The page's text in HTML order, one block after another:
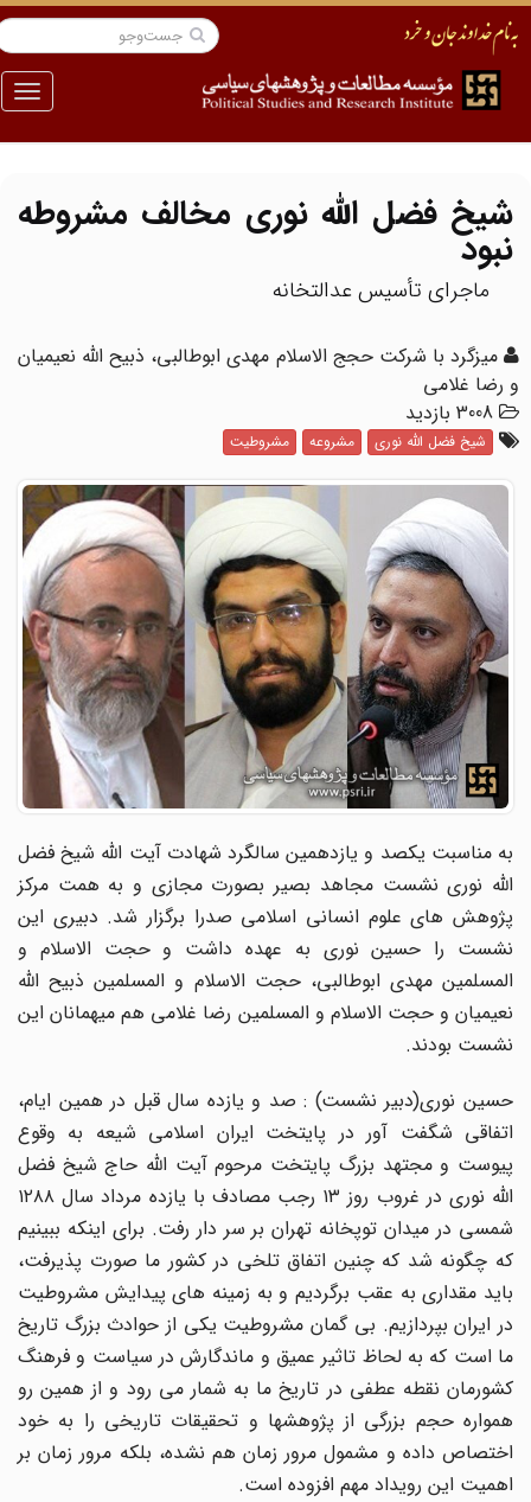
منو
شیخ فضل الله نوری مخالف مشروطه
نبود
ماجرای تأسیس عدالتخانه
میزگرد با شرکت حجج الاسلام مهدی ابوطالبی، ذبیح الله نعیمیان
رضا غلامی
3008 بازدید
شیخ فضل الله نوری مشروعه مشروطیت
به مناسبت یکصد و یازدهمین سالگرد شهادت آیت الله شیخ فضل
الله نوری نشست مجاهد بصیر بصورت مجازی و به همت مرکز
پژوهش های علوم انسانی اسلامی صدرا برگزار شد. دبیری این
نشست را حسین نوری به عهده داشت و حجت الاسلام و
المسلمین مهدی ابوطالبی، حجت الاسلام و المسلمین ذبیح الله
نعیمیان و حجت الاسلام و المسلمین رضا غلامی هم میهمانان این
نشست بودند.
حسین نوری(دبیر نشست) : صد و یازده سال قبل در همین ایام،
اتفاقی شگفت آور در پایتخت ایران اسلامی شیعه به وقوع
پیوست و مجتهد بزرگ پایتخت مرحوم آیت الله حاج شیخ فضل
الله نوری در غروب روز ۱۳ رجب مصادف با یازده مرداد سال ۱۲۸۸
شمسی در میدان توپخانه تهران بر سر دار رفت. برای اینکه ببینیم
که چگونه شد که چنین اتفاق تلخی در کشور ما صورت پذیرفت،
باید مقداری به عقب برگردیم و به زمینه های پیدایش مشروطیت
در ایران بپردازیم. بی گمان مشروطیت یکی از حوادث بزرگ تاریخ
ما است که به لحاظ تاثیر عمیق و ماندگارش در سیاست و فرهنگ
کشورمان نقطه عطفی در تاریخ ما به شمار می رود و از همین رو
همواره حجم بزرگی از پژوهشها و تحقیقات تاریخی را به خود
اختصاص داده و مشمول مرور زمان هم نشده، بلکه مرور زمان بر
اهمیت این رویداد مهم افزوده است.